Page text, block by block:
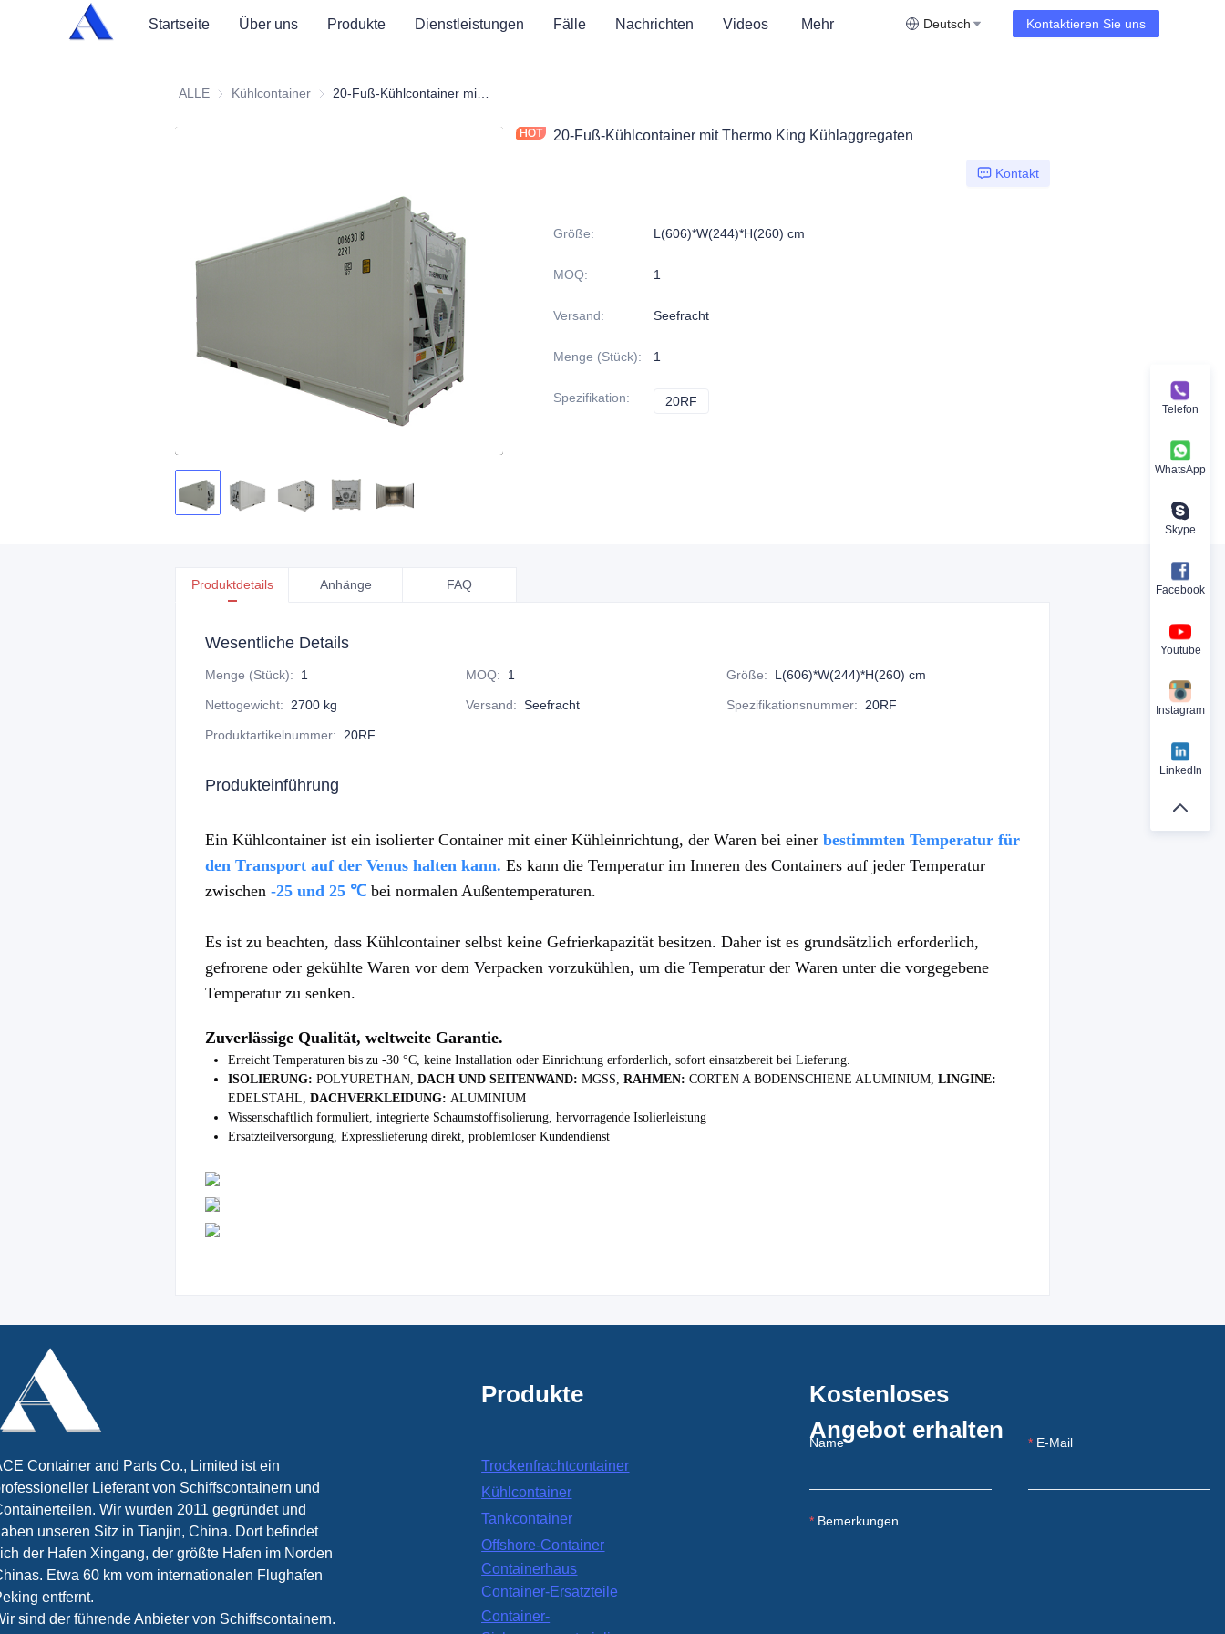
Startseite Über uns Produkte Dienstleistungen Fälle Nachrichten Videos Mehr Deutsch Kontaktieren Sie uns
ALLE Kühlcontainer Kühlcontainer
20-Fuß-Kühlcontainer mit Thermo King Kühlaggregaten
Kontakt
Größe: L(606)*W(244)*H(260) cm
MOQ: 1
Versand: Seefracht
Menge (Stück): 1
Spezifikation: 20RF
Produktdetails Anhänge FAQ
Wesentliche Details
Menge (Stück): 1 MOQ: 1 Größe: L(606)*W(244)*H(260) cm
Nettogewicht: 2700 kg Versand: Seefracht Spezifikationsnummer: 20RF
Produktartikelnummer: 20RF
Produkteinführung
Ein Kühlcontainer ist ein isolierter Container mit einer Kühleinrichtung, der Waren bei einer bestimmten Temperatur für
den Transport auf der Venus halten kann. Es kann die Temperatur im Inneren des Containers auf jeder Temperatur
zwischen -25 und 25 ℃ bei normalen Außentemperaturen.
Es ist zu beachten, dass Kühlcontainer selbst keine Gefrierkapazität besitzen. Daher ist es grundsätzlich erforderlich,
gefrorene oder gekühlte Waren vor dem Verpacken vorzukühlen, um die Temperatur der Waren unter die vorgegebene
Temperatur zu senken.
Zuverlässige Qualität, weltweite Garantie.
Erreicht Temperaturen bis zu -30 °C, keine Installation oder Einrichtung erforderlich, sofort einsatzbereit bei Lieferung.
ISOLIERUNG: POLYURETHAN, DACH UND SEITENWAND: MGSS, RAHMEN: CORTEN A BODENSCHIENE ALUMINIUM,
EDELSTAHL, DACHVERKLEIDUNG: ALUMINIUM
Wissenschaftlich formuliert, integrierte Schaumstoffisolierung, hervorragende Isolierleistung
Ersatzteilversorgung, Expresslieferung direkt, problemloser Kundendienst
Name E-Mail
Bemerkungen
Container and Parts Co., Limited ist ein
Lieferant von Schiffscontainern und
Wir wurden 2011 gegründet und
unseren Sitz in Tianjin, China. Dort befindet
der Hafen Xingang, der größte Hafen im Norden
Etwa 60 km vom internationalen Flughafen
entfernt.
sind der führende Anbieter von Schiffscontainern.
Produkte
Trockenfrachtcontainer
Kühlcontainer
Tankcontainer
Offshore-Container
Containerhaus
Container-Ersatzteile
Container-
Kostenloses
Angebot erhalten
Telefon
WhatsApp
Skype
Facebook
Youtube
Instagram
LinkedIn